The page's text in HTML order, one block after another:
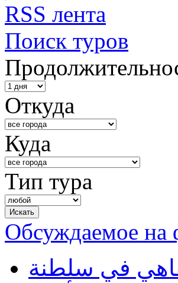
RSS лента
Поиск туров
Откуда
Куда
Тип тура
Обсуждаемое на
في سلطنة